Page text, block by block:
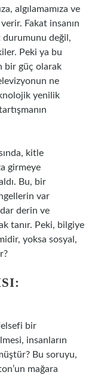
algılamamıza ve
Fakat insanın
durumunu değil,
Peki ya bu
bir güç olarak
ne
yenilik
kitle
girmeye
Bu, bir
var
derin ve
tanır. Peki, bilgiye
yoksa sosyal,
bir
insanların
Bu soruyu,
mağara